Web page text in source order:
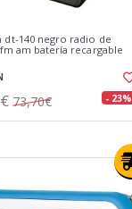
dt-140 negro radio de
am batería recargable
73,70€ - 23%